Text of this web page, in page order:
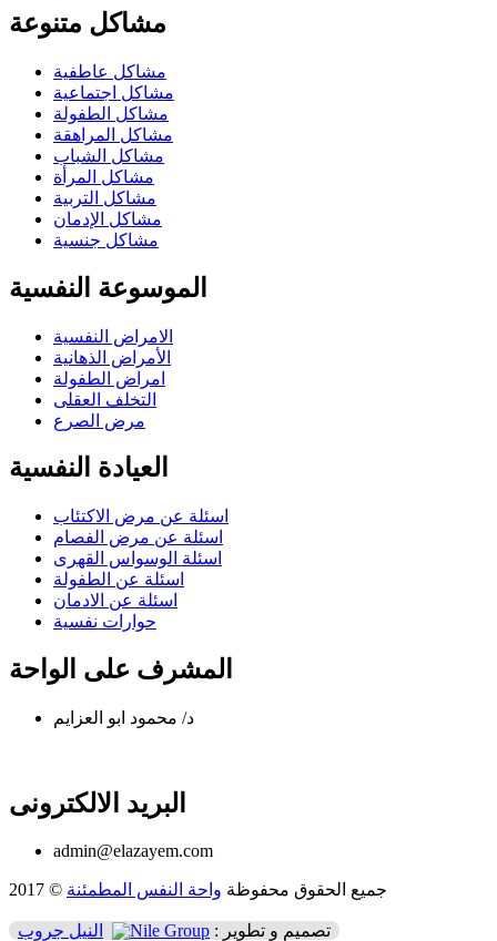
مشاكل متنوعة
مشاكل عاطفية
مشاكل اجتماعية
مشاكل الطفولة
مشاكل المراهقة
مشاكل الشباب
مشاكل المرأة
مشاكل التربية
مشاكل الإدمان
مشاكل جنسية
الموسوعة النفسية
الامراض النفسية
الأمراض الذهانية
امراض الطفولة
التخلف العقلى
مرض الصرع
العيادة النفسية
اسئلة عن مرض الاكتئاب
اسئلة عن مرض الفصام
اسئلة الوسواس القهرى
اسئلة عن الطفولة
اسئلة عن الادمان
حوارات نفسية
المشرف على الواحة
د/ محمود ابو العزايم
البريد الالكترونى
admin@elazayem.com
جميع الحقوق محفوظة واحة النفس المطمئنة © 2017
تصميم و تطوير : النيل جروب